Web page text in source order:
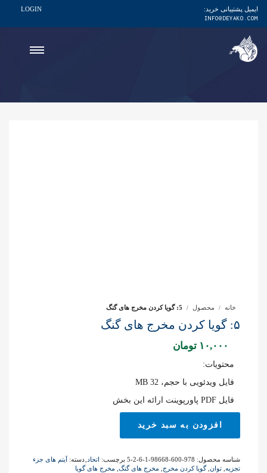
ایمیل پشتیبانی خرید:
INFO@DEYAKO.COM
LOGIN
خانه محصول 5: گویا کردن مخرج های گنگ
۵: گویا کردن مخرج های گنگ
۱۰,۰۰۰ تومان
محتویات:
فایل ویدئویی با حجم، 32 MB
فایل PDF پاورپوینت ارائه این بخش
افزودن به سبد خرید
شناسه محصول: 978-600-98668-1-6-2-5 دسته: آیتم های جزء برچسب: اتحاد
تجزیه توان ,گویا کردن مخرج مخرج های گنگ مخرج های گویا